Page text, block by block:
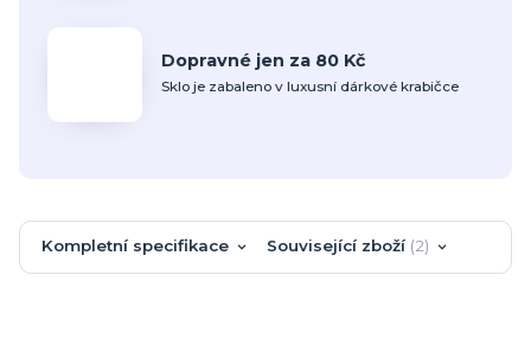
Dopravné jen za 80 Kč
Sklo je zabaleno v luxusní dárkové krabičce
Kompletní specifikace Související zboží 2